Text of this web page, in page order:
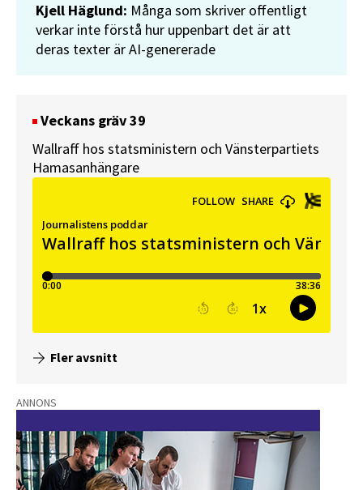
Kjell Häglund: Många som skriver offentligt
verkar inte förstå hur uppenbart det är att
deras texter är AI-genererade
Veckans gräv 39
Wallraff hos statsministern och Vänsterpartiets
Hamasanhängare
Fler avsnitt
ANNONS